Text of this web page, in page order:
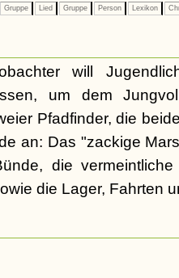
Gruppe Lied Gruppe Person Lexikon
will
um dem
Pfadfinder, die
an: Das "zackige
die
die Lager, Fahrten